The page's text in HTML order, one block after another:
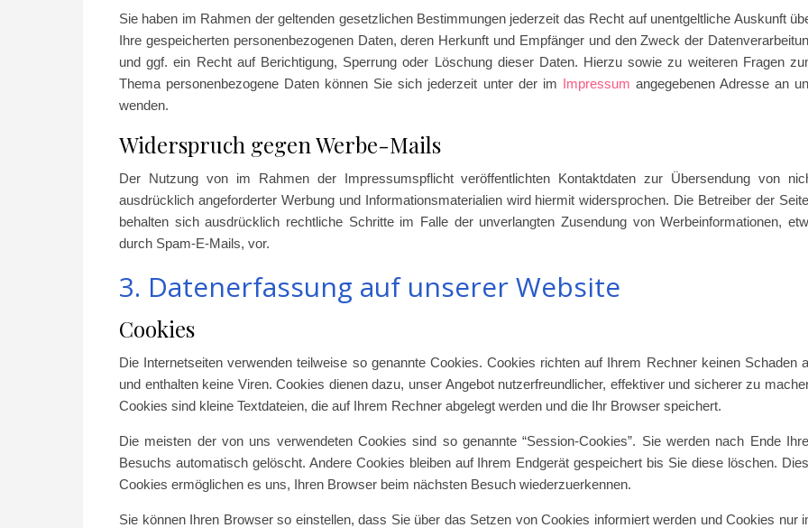
Sie haben im Rahmen der geltenden gesetzlichen Bestimmungen jederzeit das Recht auf unentgeltliche Auskunft
Ihre gespeicherten personenbezogenen Daten, deren Herkunft und Empfänger und den Zweck der
und ggf. ein Recht auf Berichtigung, Sperrung oder Löschung dieser Daten. Hierzu sowie zu weiteren Fragen
Thema personenbezogene Daten können Sie sich jederzeit unter der im Impressum angegebenen Adresse an
wenden.
Widerspruch gegen Werbe-Mails
Der Nutzung von im Rahmen der Impressumspflicht veröffentlichten Kontaktdaten zur Übersendung von
ausdrücklich angeforderter Werbung und Informationsmaterialien wird hiermit widersprochen. Die Betreiber der
behalten sich ausdrücklich rechtliche Schritte im Falle der unverlangten Zusendung von Werbeinformationen,
durch Spam-E-Mails, vor.
3. Datenerfassung auf unserer Website
Cookies
Die Internetseiten verwenden teilweise so genannte Cookies. Cookies richten auf Ihrem Rechner keinen Schaden
und enthalten keine Viren. Cookies dienen dazu, unser Angebot nutzerfreundlicher, effektiver und sicherer zu
Cookies sind kleine Textdateien, die auf Ihrem Rechner abgelegt werden und die Ihr Browser speichert.
Die meisten der von uns verwendeten Cookies sind so genannte “Session-Cookies”. Sie werden nach Ende
Besuchs automatisch gelöscht. Andere Cookies bleiben auf Ihrem Endgerät gespeichert bis Sie diese löschen.
Cookies ermöglichen es uns, Ihren Browser beim nächsten Besuch wiederzuerkennen.
Sie können Ihren Browser so einstellen, dass Sie über das Setzen von Cookies informiert werden und Cookies nur